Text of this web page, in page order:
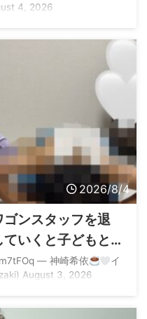
4, 2026
2026/8/4
ンスタッフを退
いくと子どもと
— 神崎希依
イ
August 3, 2026